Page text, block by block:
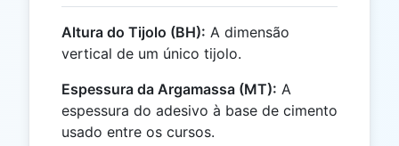
Altura do Tijolo (BH): A dimensão
vertical de um único tijolo.
Espessura da Argamassa (MT): A
espessura do adesivo à base de cimento
usado entre os cursos.